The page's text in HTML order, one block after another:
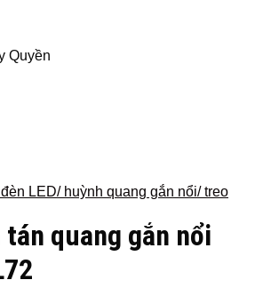
Quyền
LED/ huỳnh quang gắn nổi/ treo
tán quang gắn nổi